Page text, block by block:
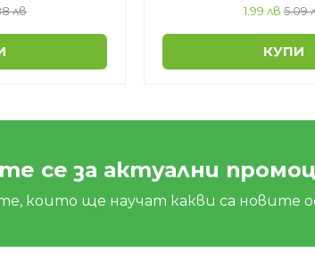
лв
1.99 лв 5.09
КУПИ
се за актуални
които ще научат какви са новите